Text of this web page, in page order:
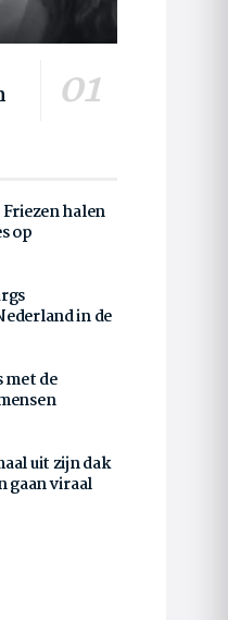
halen
op
in de
met de
uit zijn dak
gaan viraal